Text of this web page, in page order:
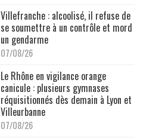
Villefranche : alcoolisé, il refuse de
se soumettre à un contrôle et mord
un gendarme
07/08/26
Le Rhône en vigilance orange
canicule : plusieurs gymnases
réquisitionnés dès demain à Lyon et
Villeurbanne
07/08/26